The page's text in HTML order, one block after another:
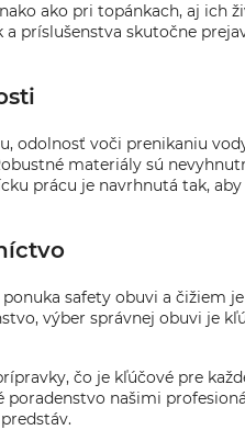
ako pri topánkach, aj ich
príslušenstva skutočne
odolnosť voči prenikaniu
materiály sú
prácu je navrhnutá tak, aby
safety obuvi a čižiem
výber správnej obuvi je
čo je kľúčové pre
poradenstvo našimi